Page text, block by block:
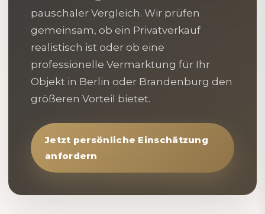
pauschaler Vergleich. Wir prüfen
gemeinsam, ob ein Privatverkauf
realistisch ist oder ob eine
professionelle Vermarktung für Ihr
Objekt in Berlin oder Brandenburg den
größeren Vorteil bietet.
Jetzt persönliche Einschätzung
anfordern